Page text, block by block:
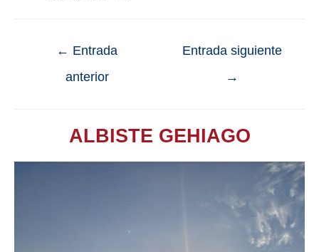
← Entrada
anterior
Entrada siguiente
→
ALBISTE GEHIAGO